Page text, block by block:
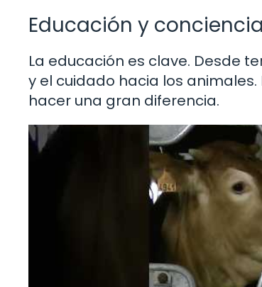
Educación y
La educación es clave. Desde
y el cuidado hacia los
hacer una gran diferencia.